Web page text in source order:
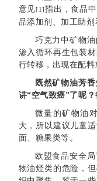
意见[1]指出，食品
品添加剂、加工助剂
巧克力中矿物
渗入循环再生包装
行转移，出现在配料
既然矿物油芳
讲“空气致癌”了呢？
微量的矿物油
大，所以建议儿童
面、糖果类等。
欧盟食品安全
物油烃类的危险，